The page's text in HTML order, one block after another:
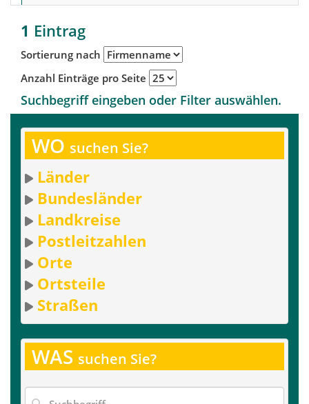
1 Eintrag
Sortierung nach
Anzahl Einträge pro Seite
Suchbegriff eingeben oder Filter auswählen.
WO suchen Sie?
Länder
Bundesländer
Landkreise
Postleitzahlen
Orte
Ortsteile
Straßen
WAS suchen Sie?